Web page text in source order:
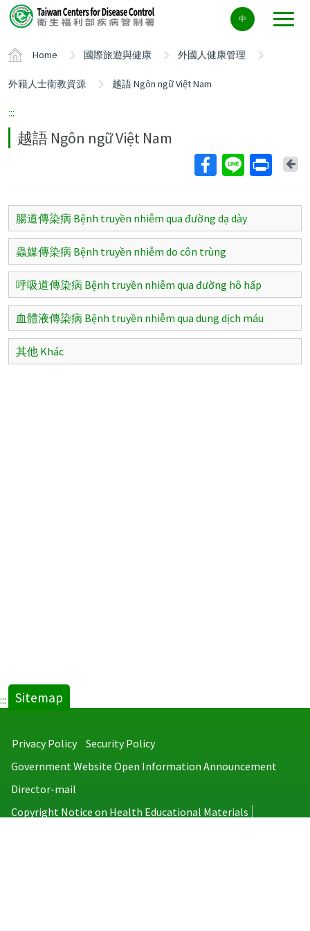
Center
block
中
Home 國際旅遊與健康 外國人健康管理
外籍人士衛教資源 越語 Ngôn ngữ Việt Nam
:::
越語 Ngôn ngữ Việt Nam
腸道傳染病 Bệnh truyền nhiễm qua đường dạ dày
蟲媒傳染病 Bệnh truyền nhiễm do côn trùng
呼吸道傳染病 Bệnh truyền nhiễm qua đường hô hấp
血體液傳染病 Bệnh truyền nhiễm qua dung dịch máu
其他 Khác
::: Sitemap
Privacy Policy
Security Policy
Government Website Open Information Announcement
Director-mail
Copyright Notice on Health Educational Materials